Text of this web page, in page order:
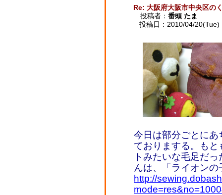
Re: 大阪府大阪市中央区の
投稿者： 番頭 たま
投稿日：2010/04/
今日は部分ごとに
ておりまする。も
トみたいな毛足だ
んは、「ライオン
http://